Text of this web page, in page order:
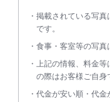
掲載されている写真
です。
食事・客室等の写真
上記の情報、料金
の際はお客様ご自身
代金が安い順・代金